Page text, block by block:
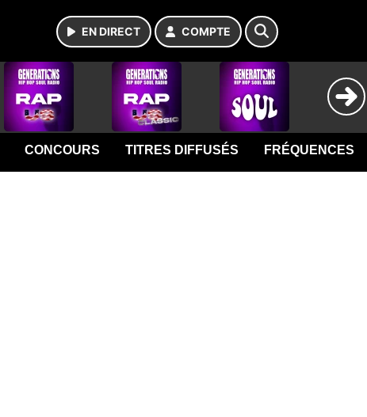
EN DIRECT COMPTE
CONCOURS TITRES DIFFUSÉS FRÉQUENCES